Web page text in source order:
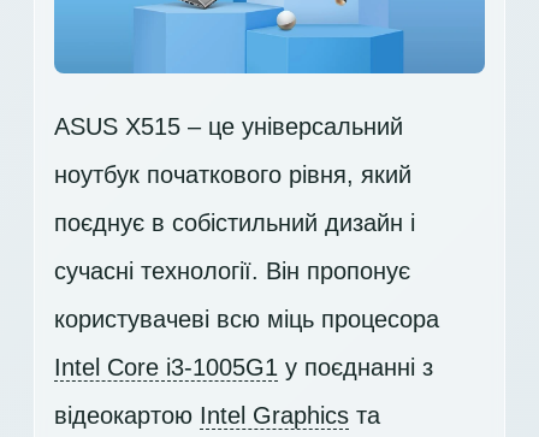
ASUS X515 – це універсальний
ноутбук початкового рівня, який
поєднує в собістильний дизайн і
сучасні технології. Він пропонує
користувачеві всю міць процесора
Intel Core i3-1005G1 у поєднанні з
відеокартою Intel Graphics та